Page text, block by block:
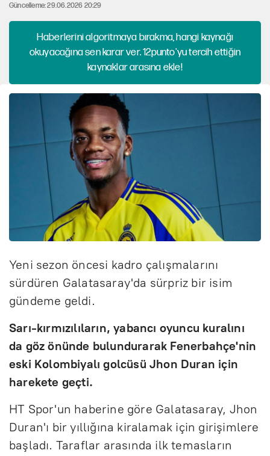
Güncelleme: 29.06.2026 20:29
Haberlerini algoritmaya bırakma, hangi kaynağı
okuyacağına sen karar ver. 12punto'yu tercih ettiğin
kaynaklar arasına ekle!
Yeni sezon öncesi kadro çalışmalarını
sürdüren Galatasaray'da sürpriz bir isim
gündeme geldi.
Sarı-kırmızılıların, yabancı oyuncu kuralını
da göz önünde bulundurarak Fenerbahçe'nin
eski Kolombiyalı golcüsü Jhon Duran için
harekete geçti.
HT Spor'un haberine göre Galatasaray, Jhon
Duran'ı bir yıllığına kiralamak için girişimlere
başladı. Taraflar arasında ilk temasların